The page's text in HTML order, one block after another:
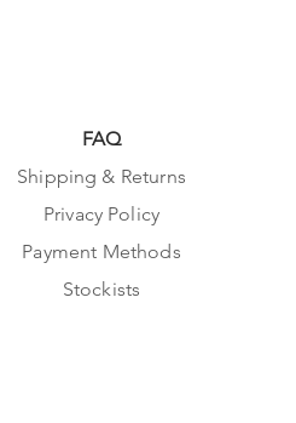
FAQ
Shipping & Returns
Privacy Policy
Payment Methods
Stockists